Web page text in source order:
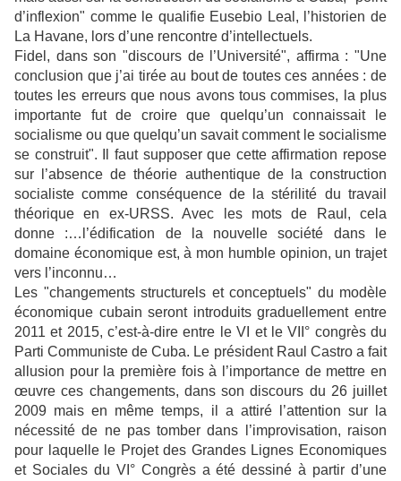
d’inflexion" comme le qualifie Eusebio Leal, l’historien de
La Havane, lors d’une rencontre d’intellectuels.
Fidel, dans son "discours de l’Université", affirma : "Une
conclusion que j’ai tirée au bout de toutes ces années : de
toutes les erreurs que nous avons tous commises, la plus
importante fut de croire que quelqu’un connaissait le
socialisme ou que quelqu’un savait comment le socialisme
se construit". Il faut supposer que cette affirmation repose
sur l’absence de théorie authentique de la construction
socialiste comme conséquence de la stérilité du travail
théorique en ex-URSS. Avec les mots de Raul, cela
donne :…l’édification de la nouvelle société dans le
domaine économique est, à mon humble opinion, un trajet
vers l’inconnu…
Les "changements structurels et conceptuels" du modèle
économique cubain seront introduits graduellement entre
2011 et 2015, c’est-à-dire entre le VI et le VII° congrès du
Parti Communiste de Cuba. Le président Raul Castro a fait
allusion pour la première fois à l’importance de mettre en
œuvre ces changements, dans son discours du 26 juillet
2009 mais en même temps, il a attiré l’attention sur la
nécessité de ne pas tomber dans l’improvisation, raison
pour laquelle le Projet des Grandes Lignes Economiques
et Sociales du VI° Congrès a été dessiné à partir d’une